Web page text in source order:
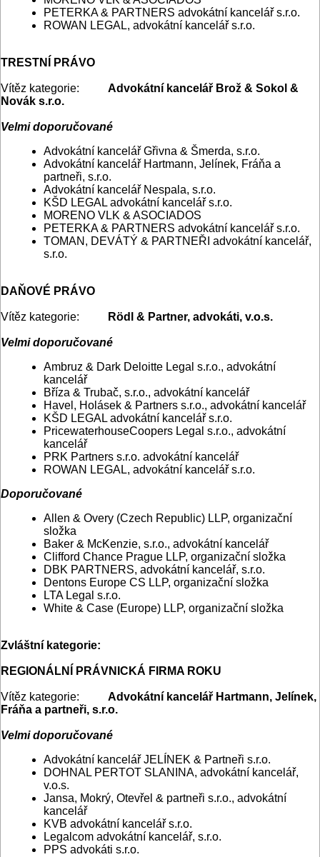
PETERKA & PARTNERS advokátní kancelář s.r.o.
ROWAN LEGAL, advokátní kancelář s.r.o.
TRESTNÍ PRÁVO
Vítěz kategorie: Advokátní kancelář Brož & Sokol &
Novák s.r.o.
Velmi doporučované
Advokátní kancelář Gřivna & Šmerda, s.r.o.
Advokátní kancelář Hartmann, Jelínek, Fráňa a
partneři, s.r.o.
Advokátní kancelář Nespala, s.r.o.
KŠD LEGAL advokátní kancelář s.r.o.
MORENO VLK & ASOCIADOS
PETERKA & PARTNERS advokátní kancelář s.r.o.
TOMAN, DEVÁTÝ & PARTNEŘI advokátní kancelář,
s.r.o.
DAŇOVÉ PRÁVO
Vítěz kategorie: Rödl & Partner, advokáti, v.o.s.
Velmi doporučované
Ambruz & Dark Deloitte Legal s.r.o., advokátní
kancelář
Bříza & Trubač, s.r.o., advokátní kancelář
Havel, Holásek & Partners s.r.o., advokátní kancelář
KŠD LEGAL advokátní kancelář s.r.o.
PricewaterhouseCoopers Legal s.r.o., advokátní
kancelář
PRK Partners s.r.o. advokátní kancelář
ROWAN LEGAL, advokátní kancelář s.r.o.
Doporučované
Allen & Overy (Czech Republic) LLP, organizační
složka
Baker & McKenzie, s.r.o., advokátní kancelář
Clifford Chance Prague LLP, organizační složka
DBK PARTNERS, advokátní kancelář, s.r.o.
Dentons Europe CS LLP, organizační složka
LTA Legal s.r.o.
White & Case (Europe) LLP, organizační složka
Zvláštní kategorie:
REGIONÁLNÍ PRÁVNICKÁ FIRMA ROKU
Vítěz kategorie: Advokátní kancelář Hartmann, Jelínek,
Fráňa a partneři, s.r.o.
Velmi doporučované
Advokátní kancelář JELÍNEK & Partneři s.r.o.
DOHNAL PERTOT SLANINA, advokátní kancelář,
v.o.s.
Jansa, Mokrý, Otevřel & partneři s.r.o., advokátní
kancelář
KVB advokátní kancelář s.r.o.
Legalcom advokátní kancelář, s.r.o.
PPS advokáti s.r.o.